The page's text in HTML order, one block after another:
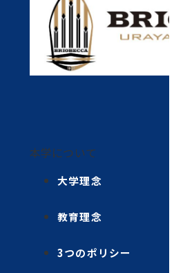
本学について
大学理念
教育理念
3つのポリシー